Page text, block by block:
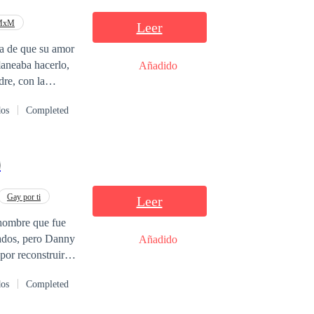
de que su amor
hacerlo,
con la
sus
2. De
Completed
Leer
Añadido
Gay por ti
que fue
pero Danny
reconstruir lo
Completed
Leer
Añadido